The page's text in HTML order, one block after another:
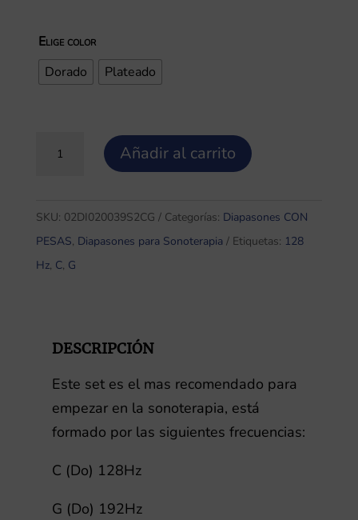
Elige color
Dorado
Plateado
Diapasones
C
128hz
con
pesas
cantidad
Añadir al carrito
SKU: 02DI020039S2CG Categorías: Diapasones CON
PESAS, Diapasones para Sonoterapia Etiquetas: 128
Hz, C, G
DESCRIPCIÓN
Este set es el mas recomendado para
empezar en la sonoterapia, está
formado por las siguientes frecuencias:
C (Do) 128Hz
G (Do) 192Hz